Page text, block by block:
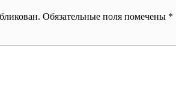
Обязательные поля помечены *